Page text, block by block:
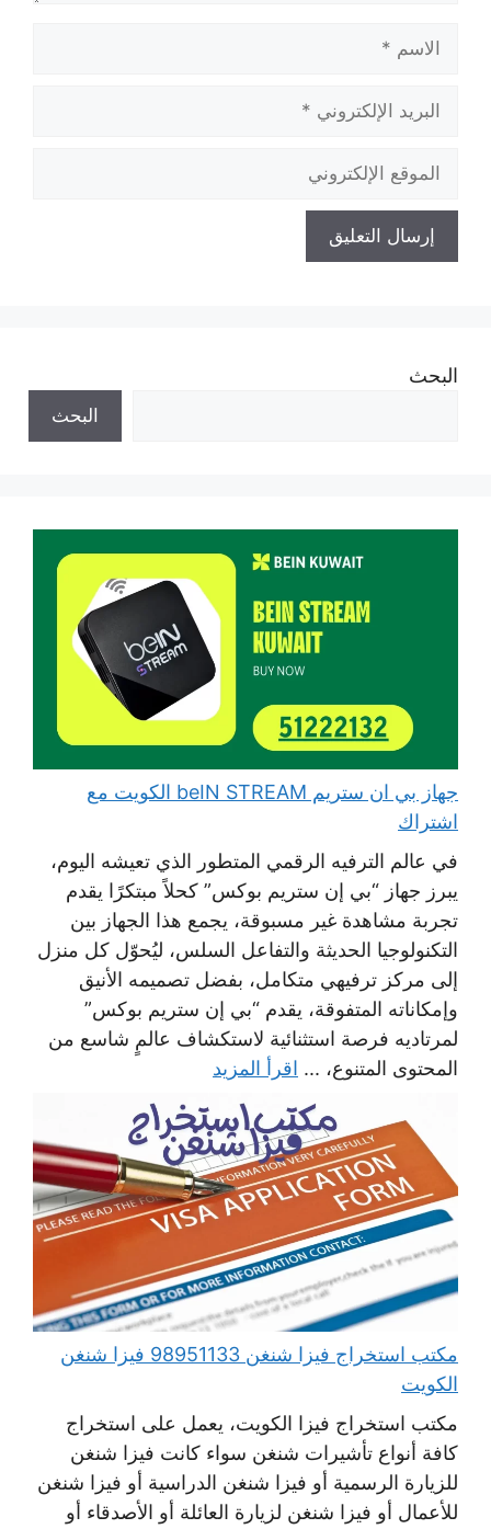
الاسم
البريد
الإلكتروني
الموقع
الإلكتروني
البحث
البحث
جهاز بي ان ستريم beIN STREAM الكويت مع
اشتراك
في عالم الترفيه الرقمي المتطور الذي تعيشه اليوم،
يبرز جهاز “بي إن ستريم بوكس” كحلاً مبتكرًا يقدم
تجربة مشاهدة غير مسبوقة، يجمع هذا الجهاز بين
التكنولوجيا الحديثة والتفاعل السلس، ليُحوّل كل منزل
إلى مركز ترفيهي متكامل، بفضل تصميمه الأنيق
وإمكاناته المتفوقة، يقدم “بي إن ستريم بوكس”
لمرتاديه فرصة استثنائية لاستكشاف عالمٍ شاسع من
المحتوى المتنوع، ... اقرأ المزيد
مكتب استخراج فيزا شنغن 98951133 فيزا شنغن
الكويت
مكتب استخراج فيزا الكويت، يعمل على استخراج
كافة أنواع تأشيرات شنغن سواء كانت فيزا شنغن
للزيارة الرسمية أو فيزا شنغن الدراسية أو فيزا شنغن
للأعمال أو فيزا شنغن لزيارة العائلة أو الأصدقاء أو